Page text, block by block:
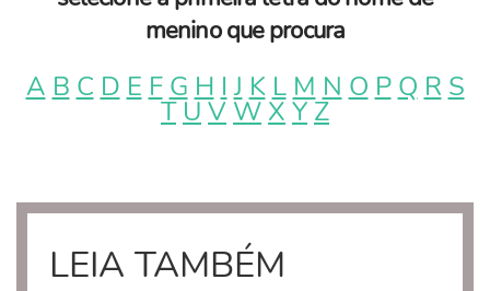
menino que procura
A B C D E F G H I J K L M N O P Q R S
TUVW XYZ
LEIA TAMBÉM